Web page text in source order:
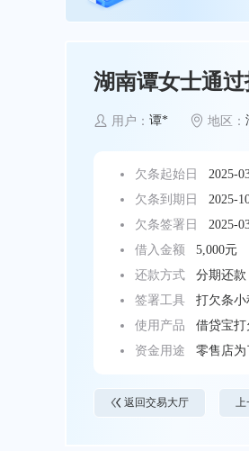
湖南谭女士通
用户： 谭* 地区：
欠条起始日
2025-
欠条到期日
2025-
欠条签署日
2025-
借入金额
5,000元
还款方式
分期还款
签署工具
打欠条小
使用产品
借贷宝打
资金用途
零售店为
返回交易大厅 上